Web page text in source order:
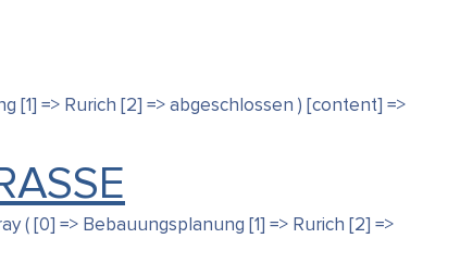
[1] => Rurich [2] => abgeschlossen ) [content] =>
( [0] => Bebauungsplanung [1] => Rurich [2] =>